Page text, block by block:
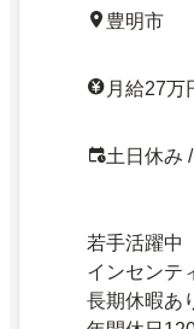
豊明市
月給27万
土日休み
若手活躍中
インセンテ
長期休暇あ